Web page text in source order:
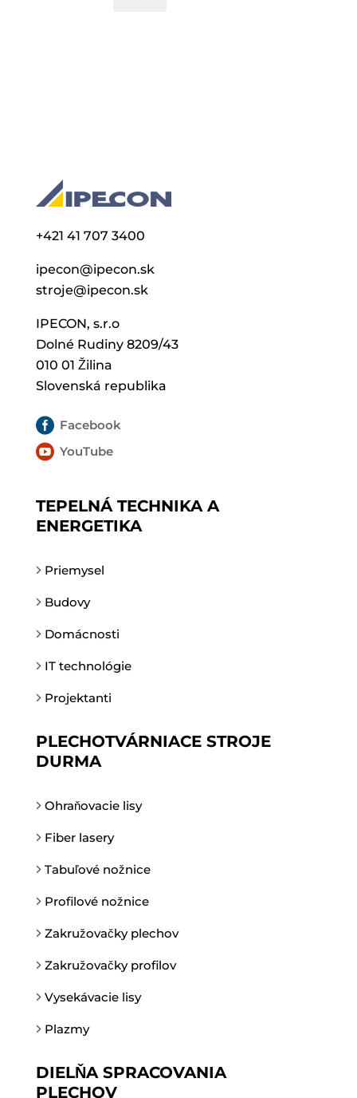
+421 41 707 3400
ipecon@ipecon.sk
stroje@ipecon.sk
IPECON, s.r.o
Dolné Rudiny 8209/43
010 01 Žilina
Slovenská republika
 Facebook
 YouTube
TEPELNÁ TECHNIKA A
ENERGETIKA
Priemysel
Budovy
Domácnosti
IT technológie
Projektanti
PLECHOTVÁRNIACE STROJE
DURMA
Ohraňovacie lisy
Fiber lasery
Tabuľové nožnice
Profilové nožnice
Zakružovačky plechov
Zakružovačky profilov
Vysekávacie lisy
Plazmy
DIELŇA SPRACOVANIA
PLECHOV